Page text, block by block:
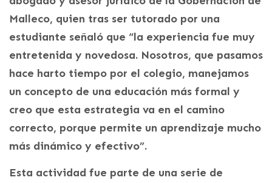
Malleco, quien tras ser tutorado por una
estudiante señaló que “la experiencia fue muy
entretenida y novedosa. Nosotros, que pasamos
hace harto tiempo por el colegio, manejamos
un concepto de una educación más formal y
creo que esta estrategia va en el camino
correcto, porque permite un aprendizaje mucho
más dinámico y efectivo”.
Esta actividad fue parte de una serie de